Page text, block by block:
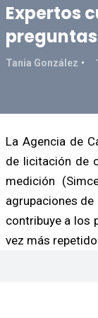
Expertos
Tania González
La Agencia de
de licitación de
medición
agrupaciones
contribuye a los
vez más